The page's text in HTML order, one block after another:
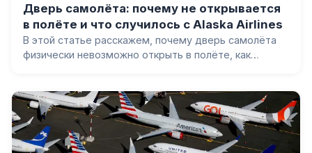
Дверь самолёта: почему не открывается
в полёте и что случилось с Alaska Airlines
В этой статье расскажем, почему дверь самолёта
физически невозможно открыть в полёте, как
Airlines 1282 в январе 2024 года.